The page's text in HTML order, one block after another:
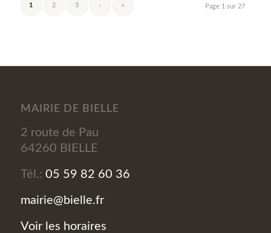
Page 1 sur 27
1 2 3 › »
MAIRIE DE BIELLE
2 route de Pau
64260 BIELLE
Tél.: 05 59 82 60 36
mairie@bielle.fr
Voir les horaires